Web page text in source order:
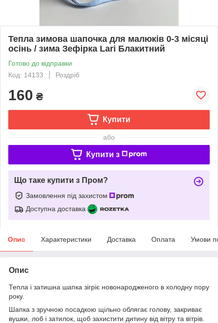
Тепла зимова шапочка для малюків 0-3 місяці
осінь / зима Зефірка Lari Блакитний
Готово до відправки
Код: 14133
Роздріб
160 ₴
Купити
або
Купити з
Що таке купити з Пром?
Замовлення під захистом
Доступна доставка
Опис Характеристики Доставка Оплата Умови
Опис
Тепла і затишна шапка зігріє новонародженого в холодну пору
року.
Шапка з зручною посадкою щільно облягає голову, закриває
вушки, лоб і затилок, щоб захистити дитину від вітру та вітрів.